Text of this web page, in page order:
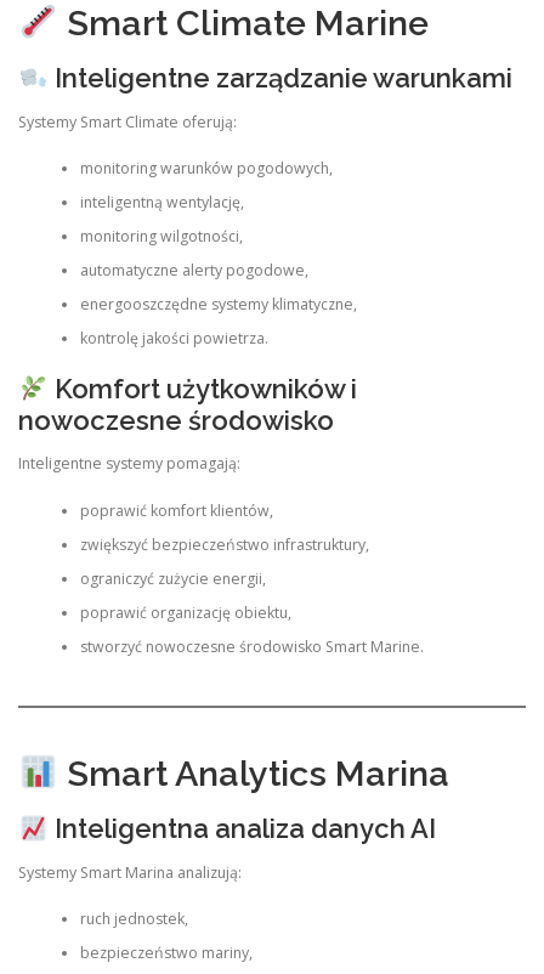
Smart Climate Marine
Inteligentne zarządzanie warunkami
Systemy Smart Climate oferują:
monitoring warunków pogodowych,
inteligentną wentylację,
monitoring wilgotności,
automatyczne alerty pogodowe,
energooszczędne systemy klimatyczne,
kontrolę jakości powietrza.
Komfort użytkowników i
nowoczesne środowisko
Inteligentne systemy pomagają:
poprawić komfort klientów,
zwiększyć bezpieczeństwo infrastruktury,
ograniczyć zużycie energii,
poprawić organizację obiektu,
stworzyć nowoczesne środowisko Smart Marine.
Smart Analytics Marina
Inteligentna analiza danych AI
Systemy Smart Marina analizują:
ruch jednostek,
bezpieczeństwo mariny,